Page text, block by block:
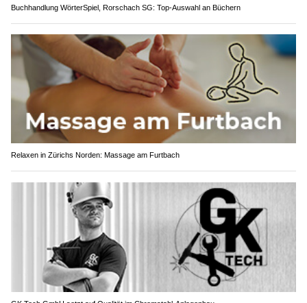
Buchhandlung WörterSpiel, Rorschach SG: Top-Auswahl an Büchern
Relaxen in Zürichs Norden: Massage am Furtbach